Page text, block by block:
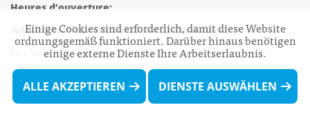
Heures d’ouverture:
Administration communale de Walferdange
Lu - Ve 08h00 - 11h30
13h30 - 16h00
Biergercenter
Einige Cookies sind erforderlich, damit diese Website
ordnungsgemäß funktioniert. Darüber hinaus benötigen
einige externe Dienste Ihre Arbeitserlaubnis.
ALLE AKZEPTIEREN DIENSTE AUSWÄHLEN